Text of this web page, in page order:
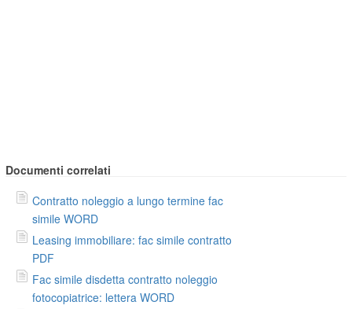
Documenti correlati
Contratto noleggio a lungo termine fac
simile WORD
Leasing immobiliare: fac simile contratto
PDF
Fac simile disdetta contratto noleggio
fotocopiatrice: lettera WORD